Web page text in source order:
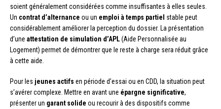
soient généralement considérées comme insuffisantes à elles seules.
Un contrat d’alternance ou un emploi à temps partiel stable peut
considérablement améliorer la perception du dossier. La présentation
d’une attestation de simulation d’APL(Aide Personnalisée au
Logement) permet de démontrer que le reste à charge sera réduit grâce
à cette aide.
Pour les jeunes actifs en période d’essai ou en CDD, la situation peut
s’avérer complexe. Mettre en avant une épargne significative,
présenter un garant solide ou recourir à des dispositifs comme